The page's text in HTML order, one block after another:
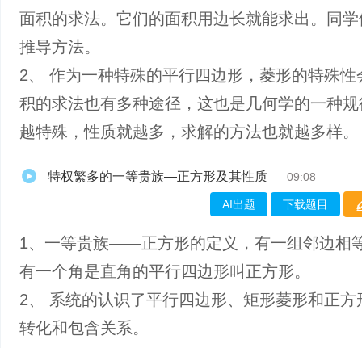
面积的求法。它们的面积用边长就能求出。同
推导方法。
2、 作为一种特殊的平行四边形，菱形的特殊性
积的求法也有多种途径，这也是几何学的一种
越特殊，性质就越多，求解的方法也就越多样。
特权繁多的一等贵族—正方形及其性质 09:08
AI出题 下载题目
1、一等贵族——正方形的定义，有一组邻边相
有一个角是直角的平行四边形叫正方形。
2、 系统的认识了平行四边形、矩形菱形和正方
转化和包含关系。